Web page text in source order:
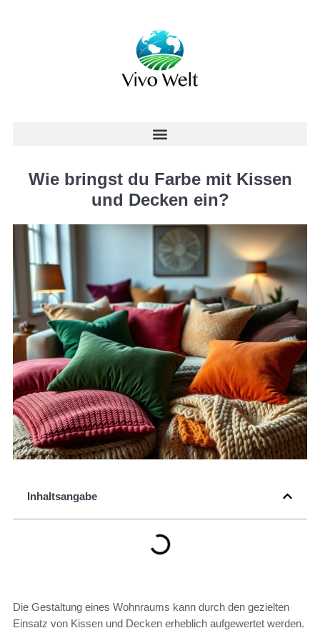
Wie bringst du Farbe mit Kissen
und Decken ein?
Inhaltsangabe
Die Gestaltung eines Wohnraums kann durch den gezielten
Einsatz von Kissen und Decken erheblich aufgewertet werden.